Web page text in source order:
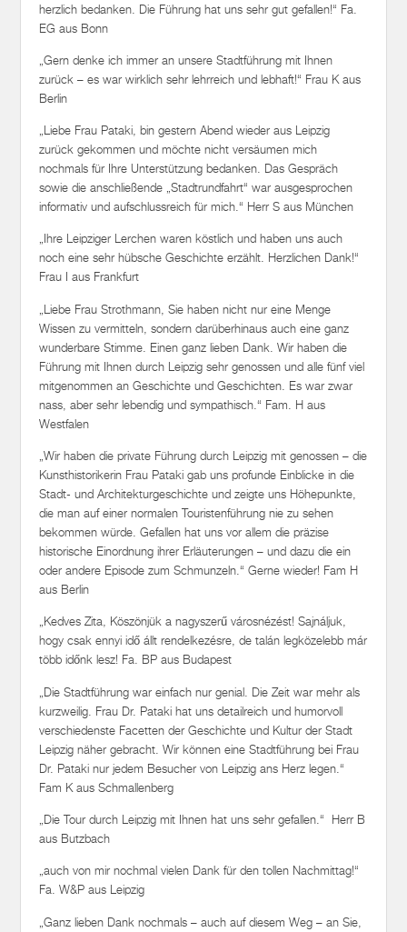
herzlich bedanken. Die Führung hat uns sehr gut gefallen!“ Fa.
EG aus Bonn
„Gern denke ich immer an unsere Stadtführung mit Ihnen
zurück – es war wirklich sehr lehrreich und lebhaft!“ Frau K aus
Berlin
„Liebe Frau Pataki, bin gestern Abend wieder aus Leipzig
zurück gekommen und möchte nicht versäumen mich
nochmals für Ihre Unterstützung bedanken. Das Gespräch
sowie die anschließende „Stadtrundfahrt“ war ausgesprochen
informativ und aufschlussreich für mich.“ Herr S aus München
„Ihre Leipziger Lerchen waren köstlich und haben uns auch
noch eine sehr hübsche Geschichte erzählt. Herzlichen Dank!“
Frau I aus Frankfurt
„Liebe Frau Strothmann, Sie haben nicht nur eine Menge
Wissen zu vermitteln, sondern darüberhinaus auch eine ganz
wunderbare Stimme. Einen ganz lieben Dank. Wir haben die
Führung mit Ihnen durch Leipzig sehr genossen und alle fünf viel
mitgenommen an Geschichte und Geschichten. Es war zwar
nass, aber sehr lebendig und sympathisch.“ Fam. H aus
Westfalen
„Wir haben die private Führung durch Leipzig mit genossen – die
Kunsthistorikerin Frau Pataki gab uns profunde Einblicke in die
Stadt- und Architekturgeschichte und zeigte uns Höhepunkte,
die man auf einer normalen Touristenführung nie zu sehen
bekommen würde. Gefallen hat uns vor allem die präzise
historische Einordnung ihrer Erläuterungen – und dazu die ein
oder andere Episode zum Schmunzeln.“ Gerne wieder! Fam H
aus Berlin
„Kedves Zita, Köszönjük a nagyszerű városnézést! Sajnáljuk,
hogy csak ennyi idő állt rendelkezésre, de talán legközelebb már
több időnk lesz! Fa. BP aus Budapest
„Die Stadtführung war einfach nur genial. Die Zeit war mehr als
kurzweilig. Frau Dr. Pataki hat uns detailreich und humorvoll
verschiedenste Facetten der Geschichte und Kultur der Stadt
Leipzig näher gebracht. Wir können eine Stadtführung bei Frau
Dr. Pataki nur jedem Besucher von Leipzig ans Herz legen.“
Fam K aus Schmallenberg
„Die Tour durch Leipzig mit Ihnen hat uns sehr gefallen.“ Herr B
aus Butzbach
„auch von mir nochmal vielen Dank für den tollen Nachmittag!“
Fa. W&P aus Leipzig
„Ganz lieben Dank nochmals – auch auf diesem Weg – an Sie,